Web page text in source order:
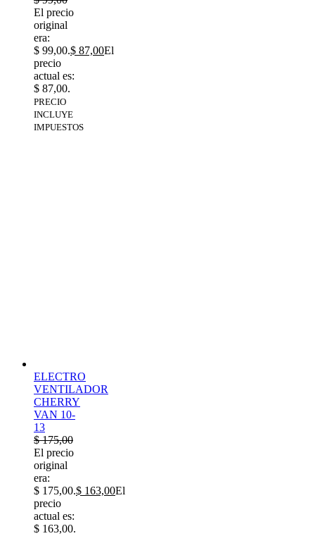
El precio
original
era:
$ 99,00.$ 87,00El
precio
actual es:
$ 87,00.
PRECIO
INCLUYE
IMPUESTOS
ELECTRO
VENTILADOR
CHERRY
VAN 10-
13
$175,00
El precio
original
era:
$ 175,00.$ 163,00El
precio
actual es:
$ 163,00.